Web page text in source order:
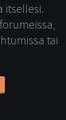
itsellesi.
tai